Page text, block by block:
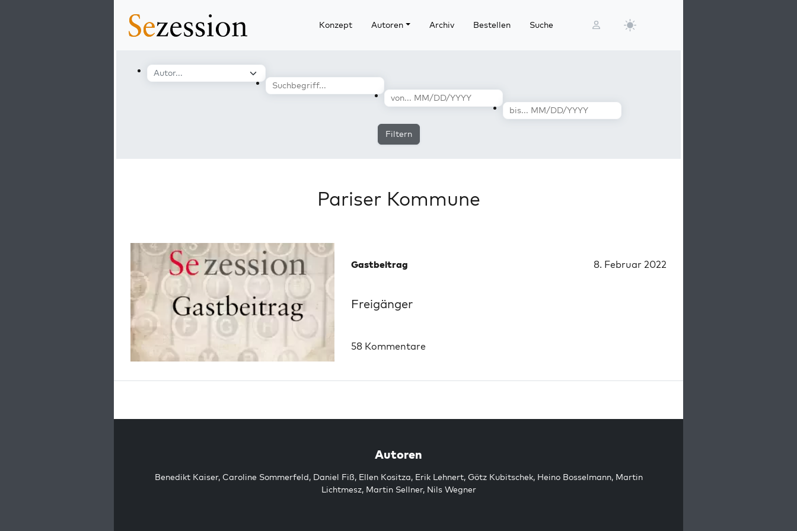
Konzept Autoren Archiv Bestellen Suche
Filtern
Pariser Kommune
Gastbeitrag 8. Februar 2022
Freigänger
58 Kommentare
Autoren
Benedikt Kaiser, Caroline Sommerfeld, Daniel Fiß, Ellen Kositza, Erik Lehnert, Götz Kubitschek, Heino Bosselmann, Martin
Lichtmesz, Martin Sellner, Nils Wegner